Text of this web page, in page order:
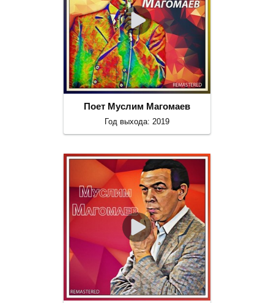
Поет Муслим Магомаев
Год выхода: 2019